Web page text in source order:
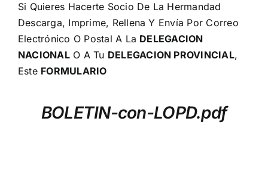
Si Quieres Hacerte Socio De La Hermandad
Descarga, Imprime, Rellena Y Envía Por Correo
Electrónico O Postal A La DELEGACION
NACIONALO A Tu DELEGACION PROVINCIAL,
Este FORMULARIO
BOLETIN-con-LOPD.pdf